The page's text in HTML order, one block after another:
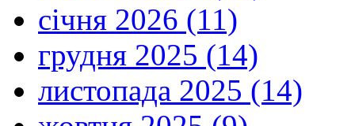
січня 2026 (11)
грудня 2025 (14)
листопада 2025 (14)